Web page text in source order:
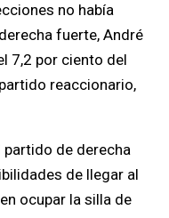
no había
fuerte, André
7,2 por ciento del
reaccionario,
partido de derecha
de llegar al
ocupar la silla de